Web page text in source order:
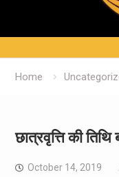
Home
छात्रवृत्ति की
October 14, 2019